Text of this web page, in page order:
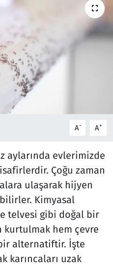
A- A+
aylarında evlerimizde
Çoğu zaman
ulaşarak hijyen
Kimyasal
telvesi gibi doğal bir
kurtulmak hem çevre
alternatiftir. İşte
karıncaları uzak